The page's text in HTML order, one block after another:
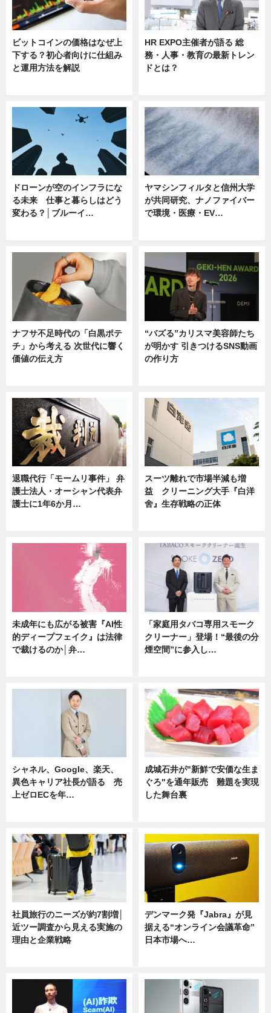
ビットコインの価格はなぜ上
下する？初心者向けに仕組み
と運用方法を解説
HR EXPO主催者が語る 総
務・人事・教育の最新トレン
ドとは？
ドローンが空のインフラにな
る未来 仕事と暮らしはどう
変わる？│ブルーイ…
ヤマシンフィルタと信州大学
が共同研究、ナノファイバー
で環境・医療・EV…
ナフサ不足時代の「白黒ポテ
チ」から考える 次世代に響く
価値の伝え方
“バズる”カリスマ美容師たち
が明かす 引きつけるSNS動画
の作り方
退職代行「モームリ事件」 弁
護士法人・オーシャン代表弁
護士に1年6か月…
スーツ離れで市場半減も増
益 クリーニング大手『白洋
舍』生存戦略の正体
未成年にも広がる被害『AI性
的ディープフェイク』は法律
で裁けるのか│弁…
「家庭用タバコ専用スモーク
クリーナー」登場！“最後の分
煙空間”に参入し…
シャネル、Google、楽天、
異色キャリア社長が語る 売
上ゼロECを年…
成城石井が"新鮮で安価な生ま
ぐろ"を通年販売 難題を実現
した舞台裏
社員旅行のニーズが約7割増│
近ツー調査から見える実施の
理由と企業戦略
デンマーク発『Jabra』が見
据える“オンライン会議革命”
日本市場へ…